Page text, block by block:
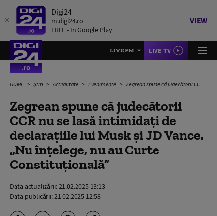
Digi24
m.digi24.ro
FREE - In Google Play
VIEW
LIVE FM LIVE TV
HOME Știri Actualitate Evenimente Zegrean spune că judecătorii CCR nu se lasă intimidați de declarațiile lui Musk și JD Vance. „Nu înțelege, nu au Curte Constituțională”
Zegrean spune că judecătorii
CCR nu se lasă intimidați de
declarațiile lui Musk și JD Vance.
„Nu înțelege, nu au Curte
Constituțională”
Data actualizării:21.02.2025 13:13
Data publicării:21.02.2025 12:58